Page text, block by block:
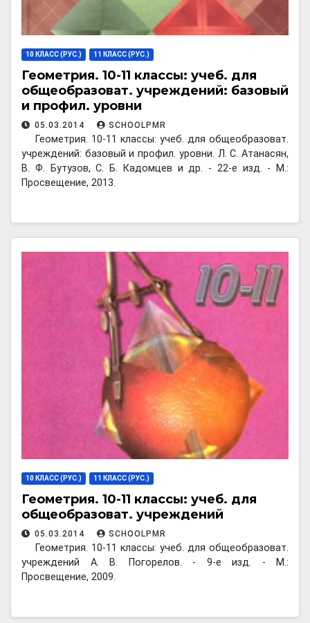
10 КЛАСС (РУС.) 11 КЛАСС (РУС.)
Геометрия. 10-11 классы: учеб. для
общеобразоват. учреждений: базовый
и профил. уровни
05.03.2014 SCHOOLPMR
Геометрия. 10-11 классы: учеб. для общеобразоват.
учреждений: базовый и профил. уровни. Л. С. Атанасян,
В. Ф. Бутузов, С. Б. Кадомцев и др. - 22-е изд. - М.:
Просвещение, 2013.
10 КЛАСС (РУС.) 11 КЛАСС (РУС.)
Геометрия. 10-11 классы: учеб. для
общеобразоват. учреждений
05.03.2014 SCHOOLPMR
Геометрия. 10-11 классы: учеб. для общеобразоват.
учреждений А. В. Погорелов. - 9-е изд. - М.:
Просвещение, 2009.